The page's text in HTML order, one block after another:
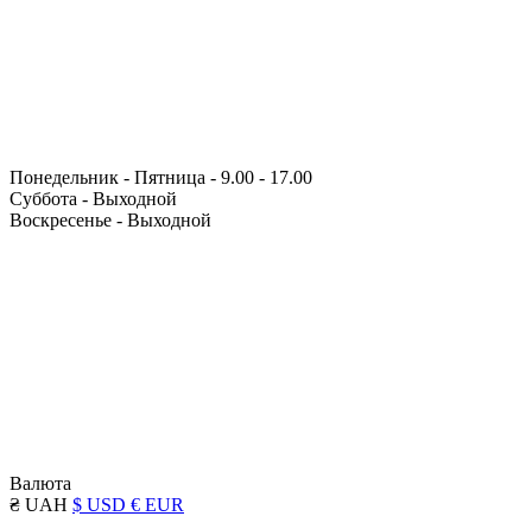
Понедельник - Пятница - 9.00 - 17.00
Суббота - Выходной
Воскресенье - Выходной
Валюта
₴ UAH $ USD € EUR